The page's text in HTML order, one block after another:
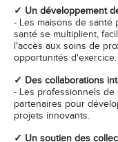
✓ Un développement
- Les maisons de santé
santé se multiplient,
l'accès aux soins de
opportunités d'exercice.
✓ Des collaborations
- Les professionnels
partenaires pour
projets innovants.
✓ Un soutien des